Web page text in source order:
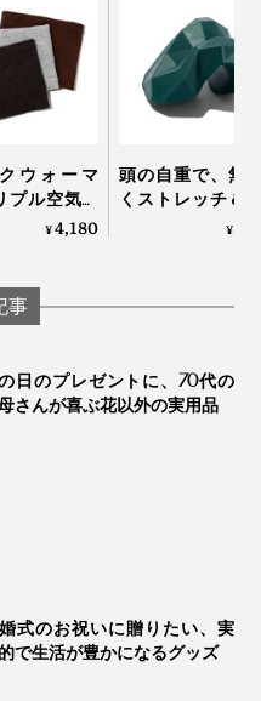
の電子レンジにその
ー種（中材）の乾燥が気
ウォーマ
プル空気層
ブロックす
ん
¥4,180
頭の自重で、無
くストレッチ＆
できる「コリ
¥
事
日のプレゼントに、70代の
さんが喜ぶ花以外の実用品
式のお祝いに贈りたい、実
で生活が豊かになるグッズ